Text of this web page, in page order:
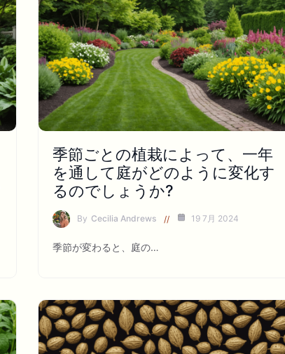
季節ごとの植栽によって、一年
を通して庭がどのように変化す
るのでしょうか?
By Cecilia Andrews 19 7月 2024
季節が変わると、庭の…